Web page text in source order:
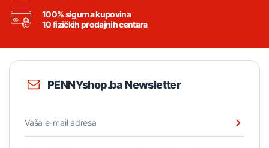
100% sigurna kupovina
10 fizičkih prodajnih centara
PENNYshop.ba Newsletter